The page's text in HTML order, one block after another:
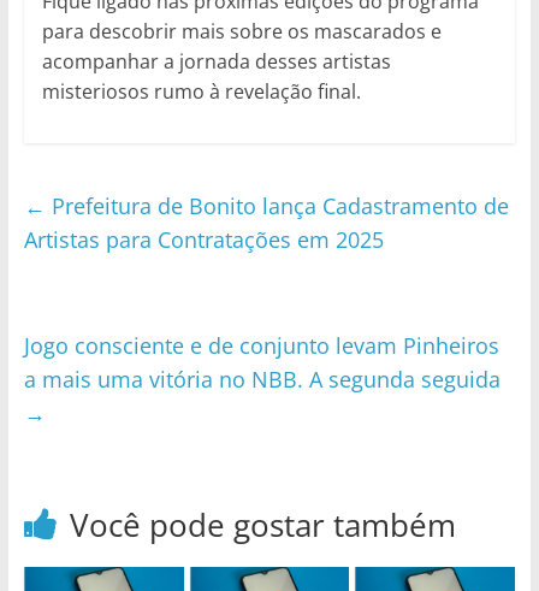
para descobrir mais sobre os mascarados e
acompanhar a jornada desses artistas
misteriosos rumo à revelação final.
← Prefeitura de Bonito lança Cadastramento de
Artistas para Contratações em 2025
Jogo consciente e de conjunto levam Pinheiros
a mais uma vitória no NBB. A segunda seguida
→
Você pode gostar também